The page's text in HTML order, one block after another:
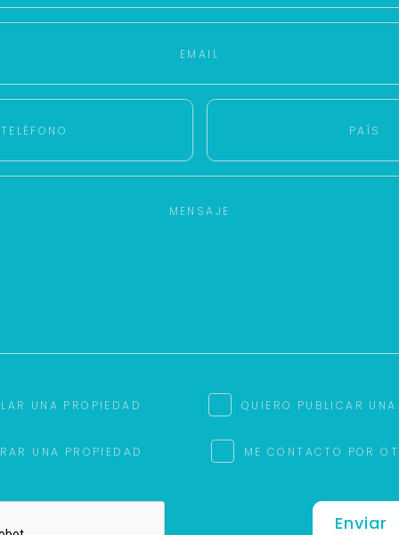
UNA PROPIEDAD QUIERO PUBLICAR
UNA PROPIEDAD ME CONTACTO POR
Enviar